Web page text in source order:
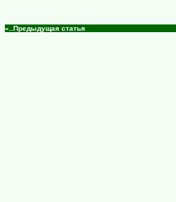
«..Предыдущая статья